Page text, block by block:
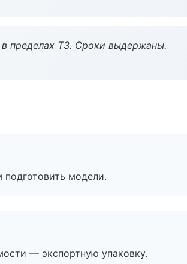
пределах ТЗ. Сроки выдержаны.
подготовить модели.
— экспортную упаковку.